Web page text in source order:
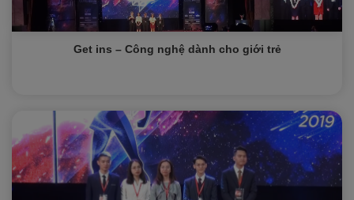
Get ins – Công nghệ dành cho giới trẻ